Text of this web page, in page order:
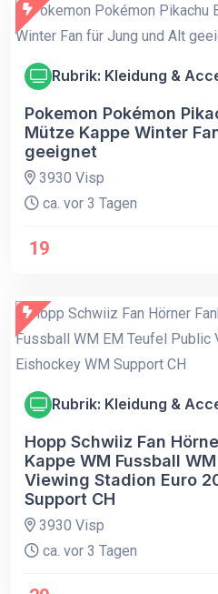
Rubrik: Kleidung &
Pokemon Pokémon
Mütze Kappe Winter
geeignet
3930 Visp
ca. vor 3 Tagen
19
Rubrik: Kleidung &
Hopp Schwiiz Fan
Kappe WM Fussball
Viewing Stadion Euro
Support CH
3930 Visp
ca. vor 3 Tagen